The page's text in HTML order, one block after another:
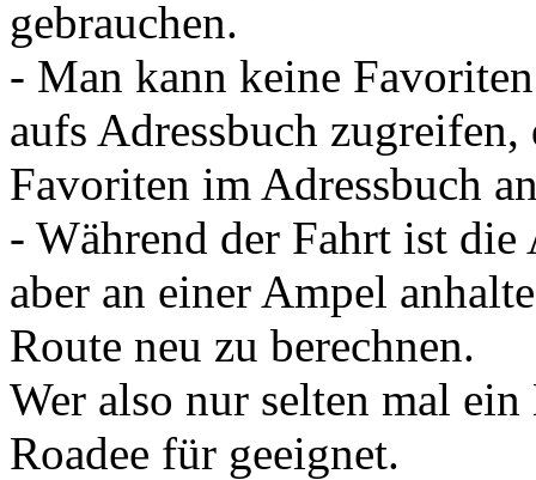
gebrauchen.
- Man kann keine
aufs Adressbuch
Favoriten im Adressbuch
- Während der Fahrt ist
aber an einer Ampel
Route neu zu berechnen.
Wer also nur selten mal
Roadee für geeignet.